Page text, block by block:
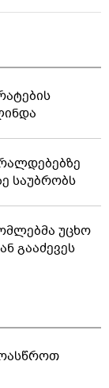
საუბრობს
უცხო
გააძევეს